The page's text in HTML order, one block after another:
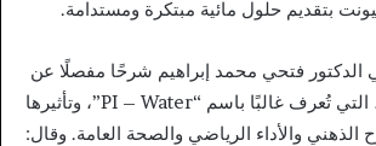
بتقديم حلول مائية مبتكرة ومستدامة.
الدكتور فتحي محمد إبراهيم شرحًا مفصلًا عن
فوائد المياه الحيوية، التي تُعرف غالبًا باسم “PI – Water”، وتأثيرها
الذهني والأداء الرياضي والصحة العامة. وقال: